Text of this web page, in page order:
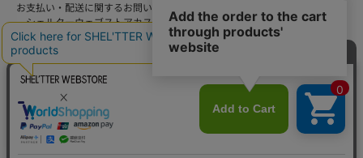
お支払い・配送に関するお問い合わせ（平日10：30～18：00）
シェルターウェブストアカスタマーセンター
0800-123-6820
商品の素材、サイズ、仕様等に関するお問い合せ（平日10：30～18：00）
バロックジャパンリミテッドコールセンター
03-6730-9191
BAROQUE JAPAN LIMITED
The SHEL'TTER TOKYO